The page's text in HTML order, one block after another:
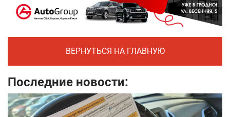
ВЕРНУТЬСЯ НА ГЛАВНУЮ
Последние новости: